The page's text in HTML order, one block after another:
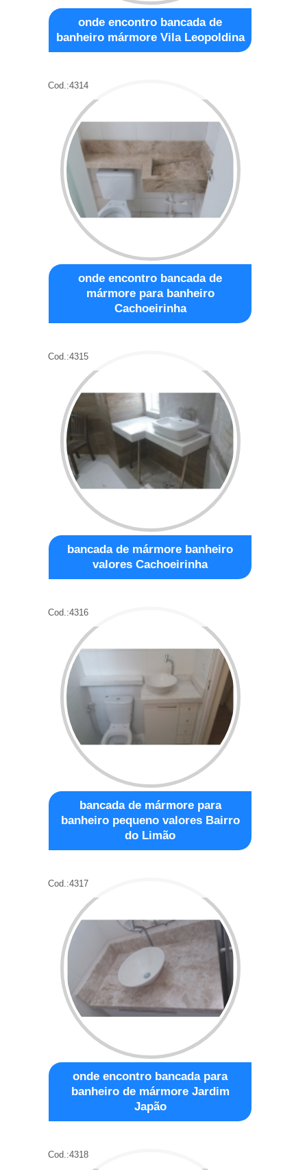
onde encontro bancada de
banheiro mármore Vila Leopoldina
Cod.:4314
onde encontro bancada de
mármore para banheiro
Cachoeirinha
Cod.:4315
bancada de mármore banheiro
valores Cachoeirinha
Cod.:4316
bancada de mármore para
banheiro pequeno valores Bairro
do Limão
Cod.:4317
onde encontro bancada para
banheiro de mármore Jardim
Japão
Cod.:4318